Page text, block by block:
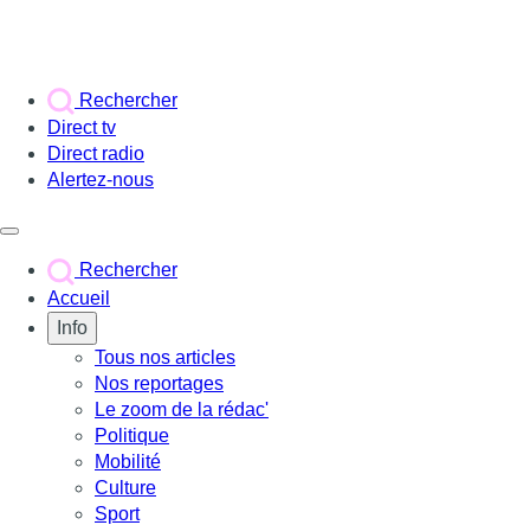
Rechercher
Direct tv
Direct radio
Alertez-nous
Rechercher
Accueil
Info
Tous nos articles
Nos reportages
Le zoom de la rédac'
Politique
Mobilité
Culture
Sport